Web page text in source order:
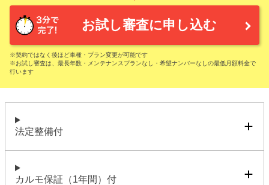
お試し審査に申し込む
※契約ではなく後ほど車種・プラン変更が可能です
※お試し審査は、最長年数・メンテナンスプランなし・希望ナンバーなしの最低月額料金で
行います
法定整備付
カルモ保証（1年間）付